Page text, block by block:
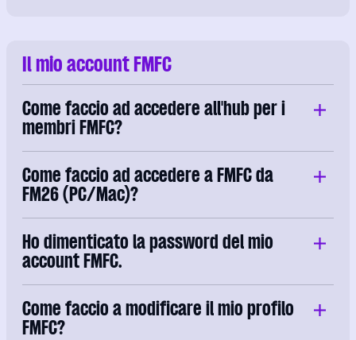
Il mio account FMFC
Come faccio ad accedere all'hub per i
membri FMFC?
Come faccio ad accedere a FMFC da
FM26 (PC/Mac)?
Ho dimenticato la password del mio
account FMFC.
Come faccio a modificare il mio profilo
FMFC?